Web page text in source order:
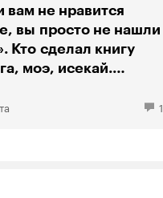
вам не нравится
вы просто не нашли
Кто сделал книгу
моэ, исекай.
1